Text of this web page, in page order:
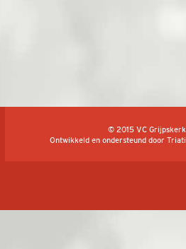
© 2015 VC Grijpskerk
Ontwikkeld en ondersteund door Triati